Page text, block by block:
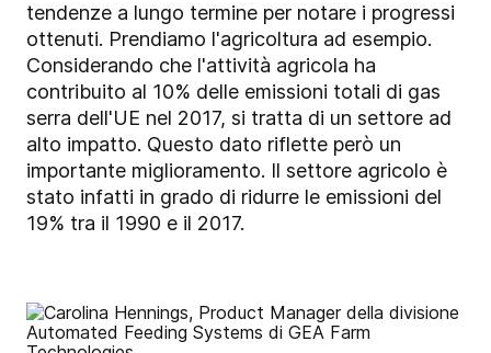
tendenze a lungo termine per notare i progressi
ottenuti. Prendiamo l'agricoltura ad esempio.
Considerando che l'attività agricola ha
contribuito al 10% delle emissioni totali di gas
serra dell'UE nel 2017, si tratta di un settore ad
alto impatto. Questo dato riflette però un
importante miglioramento. Il settore agricolo è
stato infatti in grado di ridurre le emissioni del
19% tra il 1990 e il 2017.